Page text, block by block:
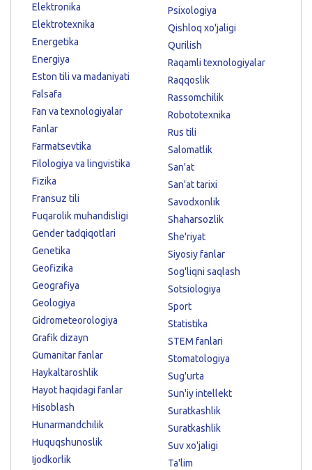
Elektronika
Elektrotexnika
Energetika
Energiya
Eston tili va madaniyati
Falsafa
Fan va texnologiyalar
Fanlar
Farmatsevtika
Filologiya va lingvistika
Fizika
Fransuz tili
Fuqarolik muhandisligi
Gender tadqiqotlari
Genetika
Geofizika
Geografiya
Geologiya
Gidrometeorologiya
Grafik dizayn
Gumanitar fanlar
Haykaltaroshlik
Hayot haqidagi fanlar
Hisoblash
Hunarmandchilik
Huquqshunoslik
Ijodkorlik
Psixologiya
Qishloq xo'jaligi
Qurilish
Raqamli texnologiyalar
Raqqoslik
Rassomchilik
Robototexnika
Rus tili
Salomatlik
San'at
San'at tarixi
Savodxonlik
Shaharsozlik
She'riyat
Siyosiy fanlar
Sog'liqni saqlash
Sotsiologiya
Sport
Statistika
STEM fanlari
Stomatologiya
Sug'urta
Sun'iy intellekt
Suratkashlik
Suratkashlik
Suv xo'jaligi
Ta'lim